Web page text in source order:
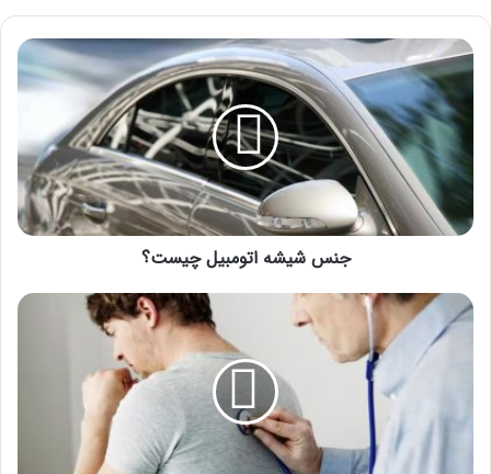
جنس
شیشه
اتومبیل
چیست؟
جنس شیشه اتومبیل چیست؟
9
روش